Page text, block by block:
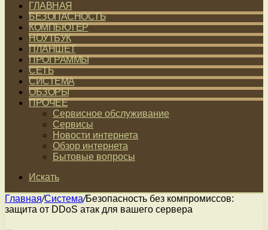
ГЛАВНАЯ
БЕЗОПАСНОСТЬ
КОМПЬЮТЕР
НОУТБУК
ПЛАНШЕТ
ПРОГРАММЫ
СЕТЬ
СИСТЕМА
ОБЗОРЫ
ПРОЧЕЕ
Сервисное обслуживание
Сервисы
Новости интернета
Обзор интернета
Бытовые вопросы
Искать
Главная/Система/Безопасность без компромиссов:
защита от DDoS атак для вашего сервера